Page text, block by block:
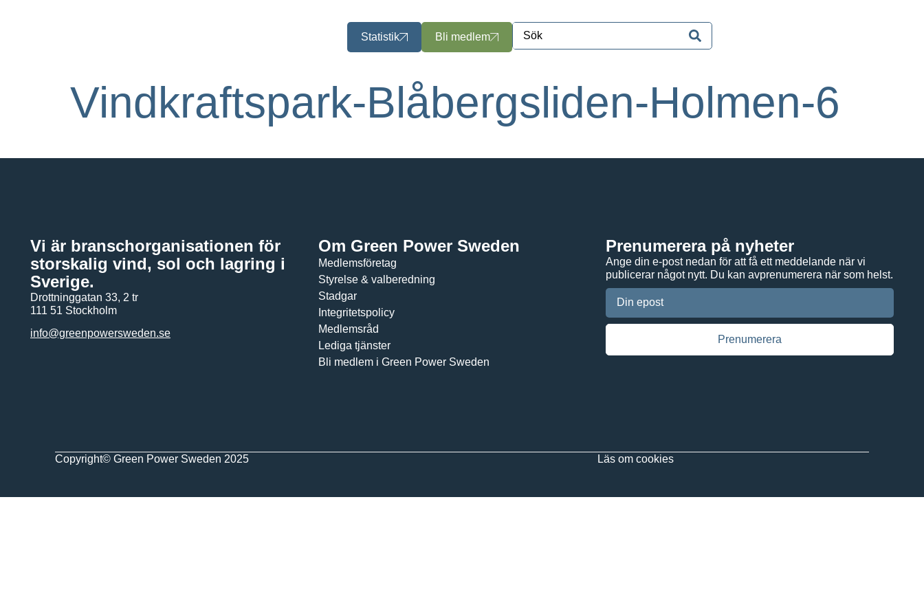
Statistik Bli medlem
Vindkraftspark-Blåbergsliden-Holmen-6
Vi är branschorganisationen för
storskalig vind, sol och lagring i
Sverige.
Drottninggatan 33, 2 tr
111 51 Stockholm
info@greenpowersweden.se
Om Green Power Sweden
Medlemsföretag
Styrelse & valberedning
Stadgar
Integritetspolicy
Medlemsråd
Lediga tjänster
Bli medlem i Green Power Sweden
Prenumerera på nyheter
Ange din e-post nedan för att få ett meddelande när vi
publicerar något nytt. Du kan avprenumerera när som helst.
Copyright© Green Power Sweden 2025 Läs om cookies